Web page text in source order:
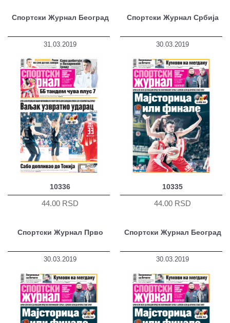
Спортски Журнал Београд
31.03.2019
10336
44.00 RSD
Спортски Журнал Србија
30.03.2019
10335
44.00 RSD
Спортски Журнал Прво
30.03.2019
Спортски Журнал Београд
30.03.2019